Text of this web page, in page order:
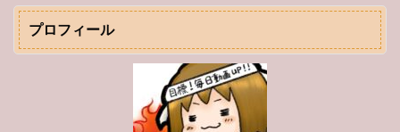
プロフィール